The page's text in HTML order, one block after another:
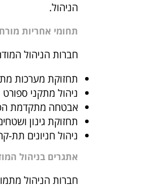
הניהול.
תחומי אחריות
חברות הניהול
תחזוקת מערכות
ניהול מתקני
אבטחה מתקדמת
תחזוקת גינון
ניהול חניונים תת-
אתגרים בניהול
חברות הניהול